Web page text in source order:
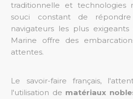
traditionnelle et technologies
souci constant de
navigateurs les plus
Marine offre des
attentes.
Le savoir-faire français,
l'utilisation de matériaux